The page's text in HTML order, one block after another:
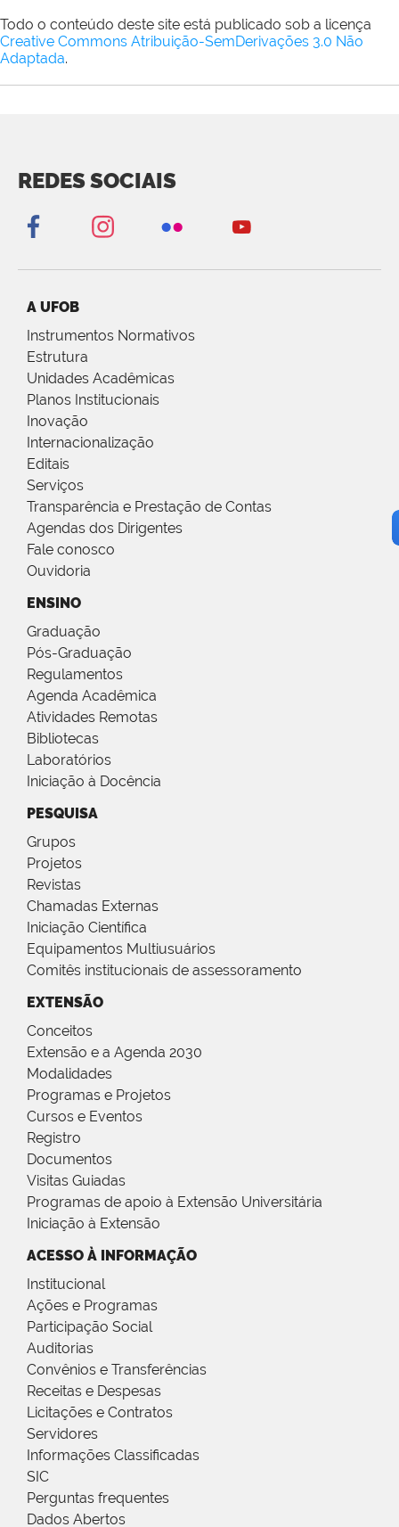
Todo o conteúdo deste site está publicado sob a licença
Creative Commons Atribuição-SemDerivações 3.0 Não
Adaptada.
REDES SOCIAIS
A UFOB
Instrumentos Normativos
Estrutura
Unidades Acadêmicas
Planos Institucionais
Inovação
Internacionalização
Editais
Serviços
Transparência e Prestação de Contas
Agendas dos Dirigentes
Fale conosco
Ouvidoria
ENSINO
Graduação
Pós-Graduação
Regulamentos
Agenda Acadêmica
Atividades Remotas
Bibliotecas
Laboratórios
Iniciação à Docência
PESQUISA
Grupos
Projetos
Revistas
Chamadas Externas
Iniciação Científica
Equipamentos Multiusuários
Comitês institucionais de assessoramento
EXTENSÃO
Conceitos
Extensão e a Agenda 2030
Modalidades
Programas e Projetos
Cursos e Eventos
Registro
Documentos
Visitas Guiadas
Programas de apoio à Extensão Universitária
Iniciação à Extensão
ACESSO À INFORMAÇÃO
Institucional
Ações e Programas
Participação Social
Auditorias
Convênios e Transferências
Receitas e Despesas
Licitações e Contratos
Servidores
Informações Classificadas
SIC
Perguntas frequentes
Dados Abertos